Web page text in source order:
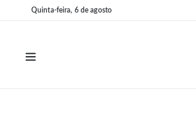
para
para
Quinta-feira, 6 de agosto